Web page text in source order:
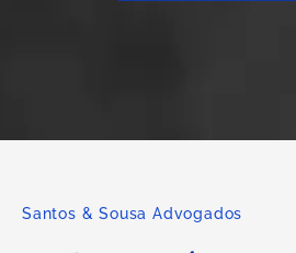
Santos & Sousa Advogados